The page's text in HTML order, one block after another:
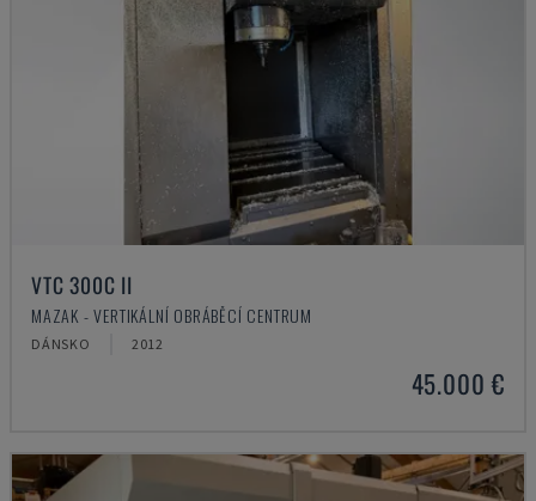
VTC 300C II
MAZAK - VERTIKÁLNÍ OBRÁBĚCÍ CENTRUM
DÁNSKO 2012
45.000 €